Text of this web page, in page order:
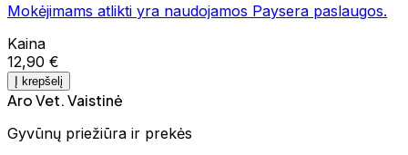
Mokėjimams atlikti yra naudojamos Paysera paslaugos.
Kaina
12,90 €
Į krepšelį
Aro Vet. Vaistinė
Gyvūnų priežiūra ir prekės